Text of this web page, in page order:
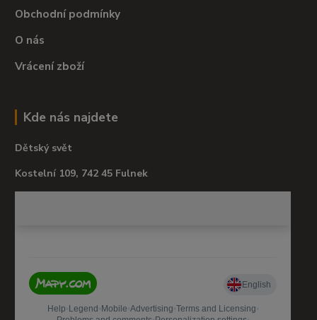
Obchodní podmínky
O nás
Vrácení zboží
Kde nás najdete
Dětský svět
Kostelní 109, 742 45 Fulnek